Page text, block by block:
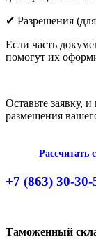
✔ Разрешения
Если часть
помогут их
Оставьте заявку,
размещения
Рассчитать
+7 (863) 30-30-
Таможенный